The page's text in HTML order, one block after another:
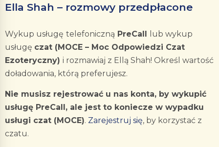
Ella Shah – rozmowy przedpłacone
Wykup usługę telefoniczną PreCall
lub wykup
usługę czat (MOCE – Moc Odpowiedzi Czat
Ezoteryczny) i rozmawiaj z Ellą Shah! Określ wartość
doładowania, którą preferujesz.
Nie musisz rejestrować u nas konta, by wykupić
usługę PreCall, ale jest to koniecze w wypadku
usługi czat (MOCE). Zarejestruj się, by korzystać z
czatu.